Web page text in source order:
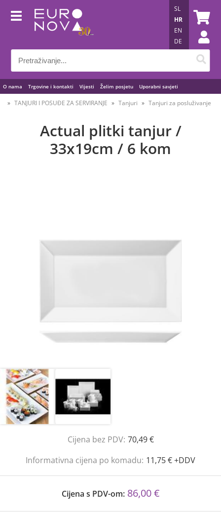
O nama Trgovine i kontakti Vijesti Želim posjetu Uporabni savjeti
SL
HR
EN
DE
TANJURI I POSUĐE ZA SERVIRANJE Tanjuri Tanjuri za posluživanje
Actual plitki tanjur /
33x19cm / 6 kom
Cijena bez PDV: 70,49 €
Informativna cijena po komadu: 11,75 € +DDV
Cijena s PDV-om: 86,00 €